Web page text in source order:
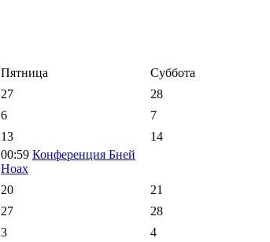
Пятница Суббота
27 28
6 7
13
00:59 Конференция Бней
Ноах
14
20 21
27 28
3 4